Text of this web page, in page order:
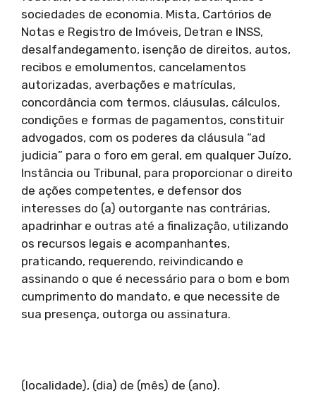
sociedades de economia. Mista, Cartórios de
Notas e Registro de Imóveis, Detran e INSS,
desalfandegamento, isenção de direitos, autos,
recibos e emolumentos, cancelamentos
autorizadas, averbações e matrículas,
concordância com termos, cláusulas, cálculos,
condições e formas de pagamentos, constituir
advogados, com os poderes da cláusula “ad
judicia” para o foro em geral, em qualquer Juízo,
Instância ou Tribunal, para proporcionar o direito
de ações competentes, e defensor dos
interesses do (a) outorgante nas contrárias,
apadrinhar e outras até a finalização, utilizando
os recursos legais e acompanhantes,
praticando, requerendo, reivindicando e
assinando o que é necessário para o bom e bom
cumprimento do mandato, e que necessite de
sua presença, outorga ou assinatura.
(localidade), (dia) de (mês) de (ano).